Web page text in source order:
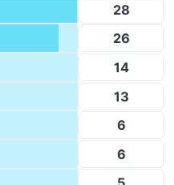
28
26
14
13
6
6